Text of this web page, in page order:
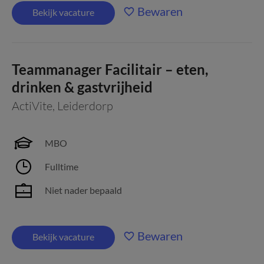
Bekijk vacature Bewaren
Teammanager Facilitair – eten,
drinken & gastvrijheid
ActiVite, Leiderdorp
MBO
Fulltime
Niet nader bepaald
Bekijk vacature Bewaren